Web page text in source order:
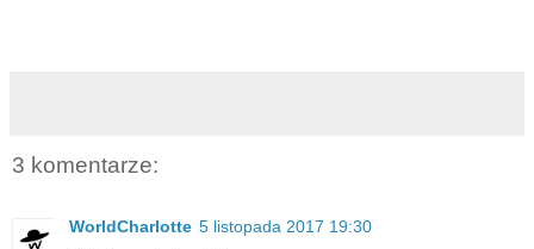
3 komentarze:
WorldCharlotte 5 listopada 2017 19:30